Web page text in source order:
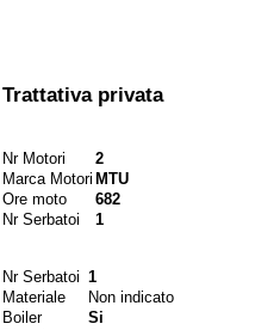
Trattativa privata
Nr Motori 2
Marca Motori MTU
Ore moto
682
Nr Serbatoi
1
Nr Serbatoi 1
Materiale
Non indicato
Boiler
Si